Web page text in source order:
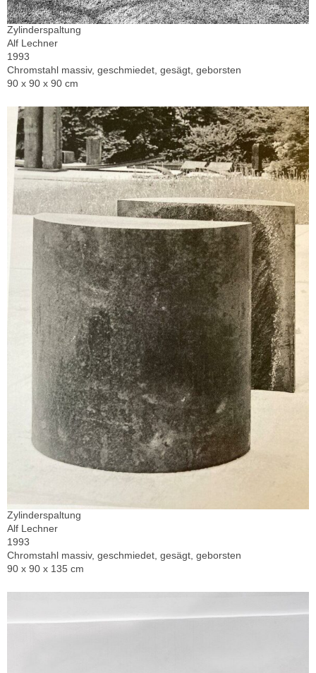
Zylinderspaltung
Alf Lechner
1993
Chromstahl massiv, geschmiedet, gesägt, geborsten
90 x 90 x 90 cm
Zylinderspaltung
Alf Lechner
1993
Chromstahl massiv, geschmiedet, gesägt, geborsten
90 x 90 x 135 cm